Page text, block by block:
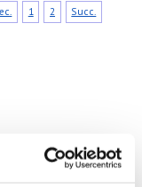
1 2 Succ.